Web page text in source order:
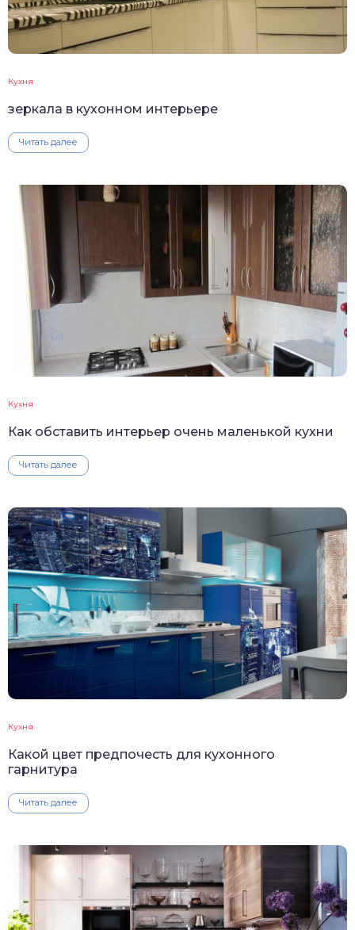
Кухня
зеркала в кухонном интерьере
Читать далее
Кухня
Как обставить интерьер очень маленькой кухни
Читать далее
Кухня
Какой цвет предпочесть для кухонного
гарнитура
Читать далее